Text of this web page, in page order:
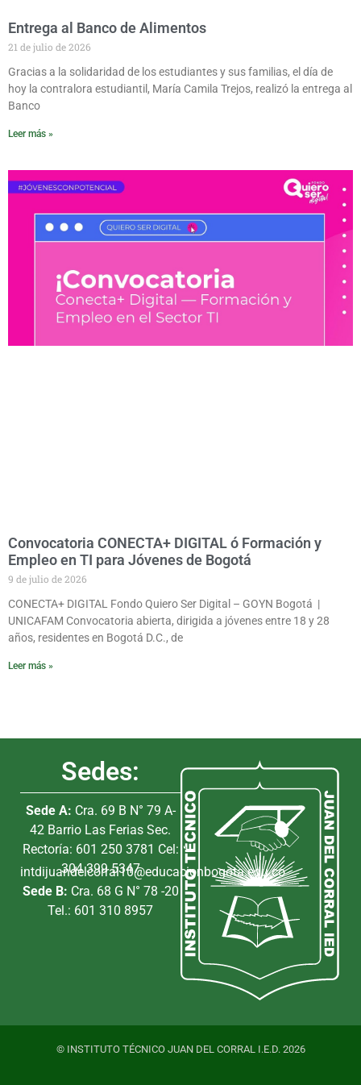
Entrega al Banco de Alimentos
21 de julio de 2026
Gracias a la solidaridad de los estudiantes y sus familias, el día de
hoy la contralora estudiantil, María Camila Trejos, realizó la entrega al
Banco
Leer más »
Convocatoria CONECTA+ DIGITAL ó Formación y
Empleo en TI para Jóvenes de Bogotá
9 de julio de 2026
CONECTA+ DIGITAL Fondo Quiero Ser Digital – GOYN Bogotá |
UNICAFAM Convocatoria abierta, dirigida a jóvenes entre 18 y 28
años, residentes en Bogotá D.C., de
Leer más »
Sedes:
Sede A: Cra. 69 B N° 79 A-
42 Barrio Las Ferias Sec.
Rectoría: 601 250 3781 Cel:
304 399 5347
intdijuandelcorral10@educacionbogota.edu.co
Sede B: Cra. 68 G N° 78 -20
Tel.: 601 310 8957
© INSTITUTO TÉCNICO JUAN DEL CORRAL I.E.D. 2026